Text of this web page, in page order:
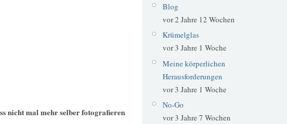
nicht mal mehr selber fotografieren
Blog
vor 2 Jahre 12 Wochen
Krümelglas
vor 3 Jahre 1 Woche
Meine körperlichen
Herausforderungen
vor 3 Jahre 1 Woche
No-Go
vor 3 Jahre 7 Wochen